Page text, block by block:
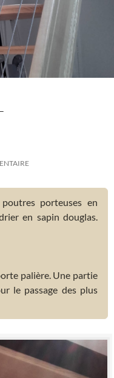
porteuses en
en sapin douglas.
palière. Une partie
le passage des plus